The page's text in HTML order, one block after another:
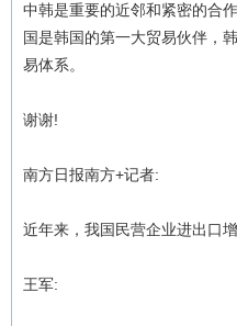
中韩是重要的近邻和紧密的合
国是韩国的第一大贸易伙伴，
易体系。
谢谢!
南方日报南方+记者:
近年来，我国民营企业进出口
王军: